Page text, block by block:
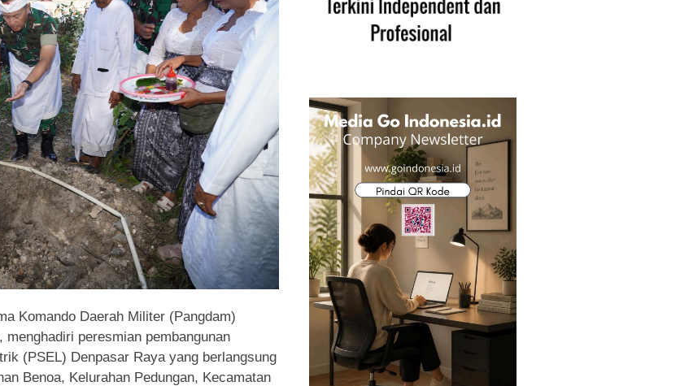
Komando Daerah Militer (Pangdam)
peresmian pembangunan
(PSEL) Denpasar Raya yang berlangsung
Benoa, Kelurahan Pedungan, Kecamatan